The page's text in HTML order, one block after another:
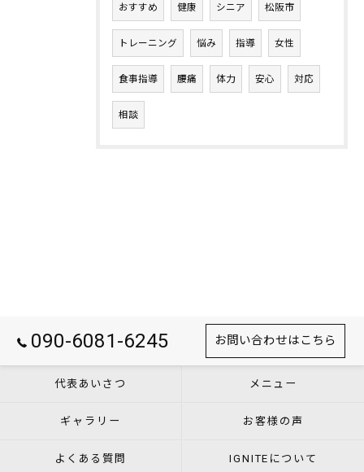
おすすめ 健康 シニア 松阪市
トレーニング 悩み 指導 女性
食事指導 腰痛 体力 安心 対応
相談
090-6081-6245 お問い合わせはこちら
代表あいさつ メニュー
ギャラリー お客様の声
よくある質問 IGNITEについて